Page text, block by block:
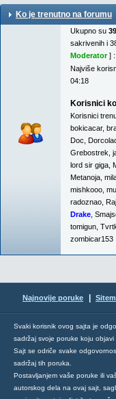
Ko je trenutno na forumu
Ukupno su
sakrivenih i
Moderator] ::
Najviše
04:18
Korisnici
Korisnici
bokicacar,
Doc
Grebostrek
lord sir giga
Metanoja
mishkooo
radoznao
Drake
tomigun
zombicar153
Najnovije poruke
Svaki korisnik ovog sajta je
sadržaj svoje poruke koju objavi
Sajt se odriče svake
sadržaj tih poruka.
Postavljanjem vaše poruke ili
autorskog dela na ovaj sajt,